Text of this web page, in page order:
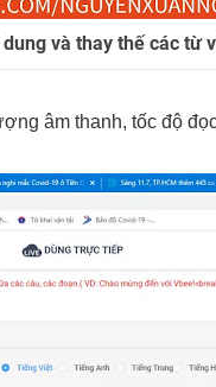
và thay thế các từ
âm thanh, tốc độ